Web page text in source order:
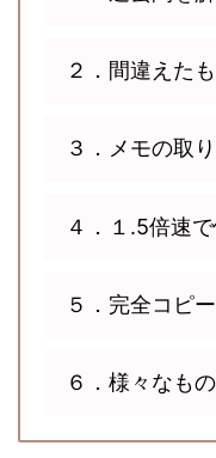
２．間違えた
３．メモの取
４．１.5倍速
５．完全コピ
６．様々なも